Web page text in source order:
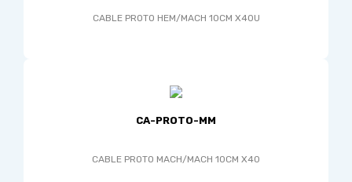
CABLE PROTO HEM/MACH 10CM X40U
CA-PROTO-MM
CABLE PROTO MACH/MACH 10CM X40